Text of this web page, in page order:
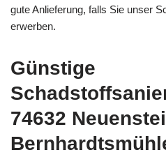
gute Anlieferung, falls Sie unser
erwerben.
Günstige
74632